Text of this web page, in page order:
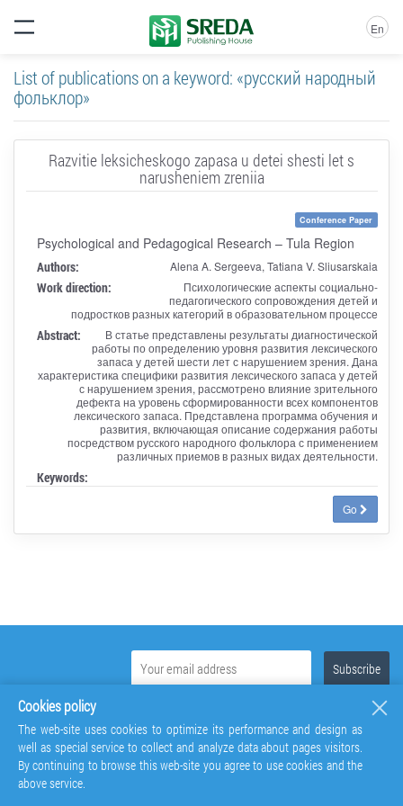
En
List of publications on a keyword: «русский народный
фольклор»
Razvitie leksicheskogo zapasa u detei shesti let s
narusheniem zreniia
Conference Paper
Psychological and Pedagogical Research – Tula Region
Authors: Alena A. Sergeeva, Tatiana V. Sliusarskaia
Work direction:
Психологические аспекты социально-
педагогического сопровождения детей и
подростков разных категорий в образовательном процессе
Abstract:
В статье представлены результаты диагностической
работы по определению уровня развития лексического
запаса у детей шести лет с нарушением зрения. Дана
характеристика специфики развития лексического запаса у детей
с нарушением зрения, рассмотрено влияние зрительного
дефекта на уровень сформированности всех компонентов
лексического запаса. Представлена программа обучения и
развития, включающая описание содержания работы
посредством русского народного фольклора с применением
различных приемов в разных видах деятельности.
Keywords:
Go
Cookies policy
The web-site uses cookies to optimize its performance and design as
well as special service to collect and analyze data about pages visitors.
By continuing to browse this web-site you agree to use cookies and the
above service.